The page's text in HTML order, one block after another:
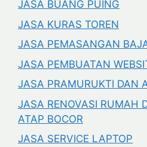
JASA BUANG PUING
JASA KURAS TOREN
JASA PEMASANGAN
JASA PEMBUATAN
JASA PRAMURUKTI DAN
JASA RENOVASI RUMAH
ATAP BOCOR
JASA SERVICE LAPTOP